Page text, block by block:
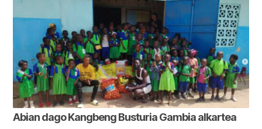
Abian dago Kangbeng Busturia Gambia alkartea